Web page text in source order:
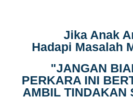
Jika Anak
Hadapi Masalah
"JANGAN
PERKARA INI
AMBIL TINDAKAN